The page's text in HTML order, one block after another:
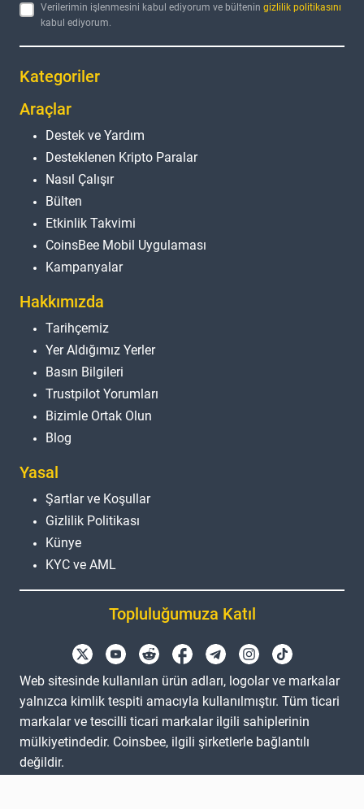
Verilerimin işlenmesini kabul ediyorum ve bülteningizlilik politikasını
kabul ediyorum.
Kategoriler
Araçlar
Destek ve Yardım
Desteklenen Kripto Paralar
Nasıl Çalışır
Bülten
Etkinlik Takvimi
CoinsBee Mobil Uygulaması
Kampanyalar
Hakkımızda
Tarihçemiz
Yer Aldığımız Yerler
Basın Bilgileri
Trustpilot Yorumları
Bizimle Ortak Olun
Blog
Yasal
Şartlar ve Koşullar
Gizlilik Politikası
Künye
KYC ve AML
Topluluğumuza Katıl
Web sitesinde kullanılan ürün adları, logolar ve markalar
yalnızca kimlik tespiti amacıyla kullanılmıştır. Tüm ticari
markalar ve tescilli ticari markalar ilgili sahiplerinin
mülkiyetindedir. Coinsbee, ilgili şirketlerle bağlantılı
değildir.